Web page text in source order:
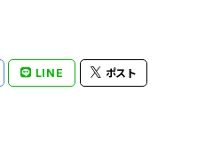
LINE ポスト